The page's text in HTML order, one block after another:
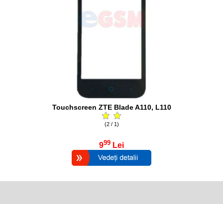
Touchscreen ZTE Blade A110, L110
(2 / 1)
999 Lei